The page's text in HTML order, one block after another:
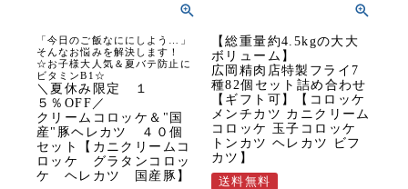
「今日のご飯なににしよう…」
そんなお悩みを解決します！
☆お子様大人気＆夏バテ防止に
ビタミンB1☆
＼夏休み限定 １
５％OFF／
クリームコロッケ＆"国
産"豚ヘレカツ ４０個
セット【カニクリームコ
ロッケ グラタンコロッ
ケ ヘレカツ 国産豚】
【総重量約4.5kgの大大
ボリューム】
広岡精肉店特製フライ7
種82個セット詰め合わせ
【ギフト可】【コロッケ
メンチカツ カニクリーム
コロッケ 玉子コロッケ
トンカツ ヘレカツ ビフ
カツ】
送料無料